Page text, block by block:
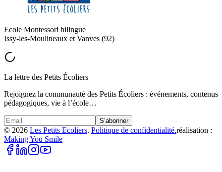
Ecole Montessori bilingue
Issy-les-Moulineaux et Vanves (92)
La lettre des Petits Écoliers
Rejoignez la communauté des Petits Écoliers : événements, contenus
pédagogiques, vie à l’école…
S’abonner
© 2026 Les Petits Ecoliers. Politique de confidentialité.réalisation :
Making You Smile